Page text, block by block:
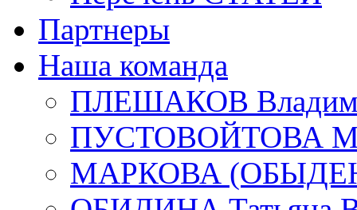
Партнеры
Наша команда
ПЛЕШАКОВ
ПУСТОВОЙТОВА
МАРКОВА